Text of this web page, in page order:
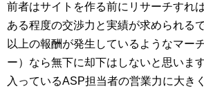
前者はサイトを作る前にリサーチすれ
ある程度の交渉力と実績が求められる
以上の報酬が発生しているようなマー
ー）なら無下に却下はしないと思いま
入っているASP担当者の営業力に大き